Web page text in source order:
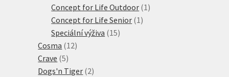
produkty
Concept for Life Outdoor 1 1
Concept for Life Senior 1 1
Speciální výživa 1515
Cosma 1212
Crave 55
produktů
Dogs'n Tiger 22